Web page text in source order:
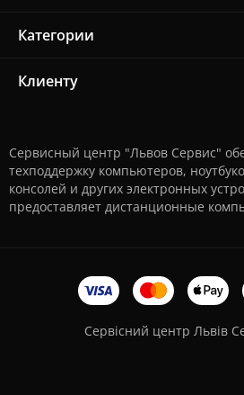
Категории
Клиенту
Сервисный центр "Львов Сервис"
техподдержку компьютеров,
консолей и других электронных
предоставляет дистанционные
Сервісний центр Львів